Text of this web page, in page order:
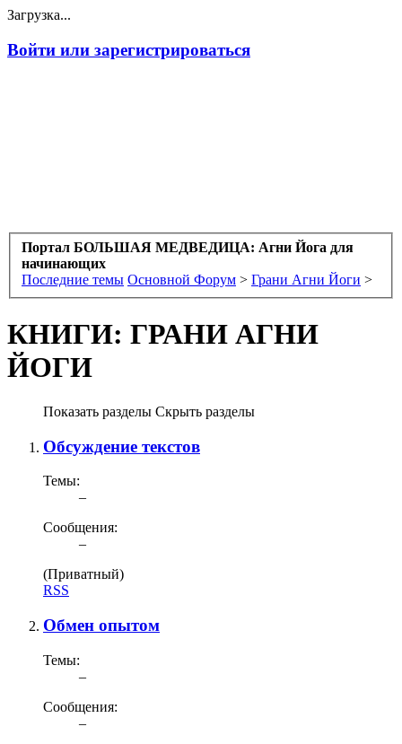
Загрузка...
Войти или зарегистрироваться
Портал БОЛЬШАЯ МЕДВЕДИЦА: Агни Йога для
начинающих
Последние темы Основной Форум > Грани Агни Йоги >
КНИГИ: ГРАНИ АГНИ
ЙОГИ
Показать разделы Скрыть разделы
Обсуждение текстов
Темы:
–
Сообщения:
–
(Приватный)
RSS
Обмен опытом
Темы:
–
Сообщения:
–